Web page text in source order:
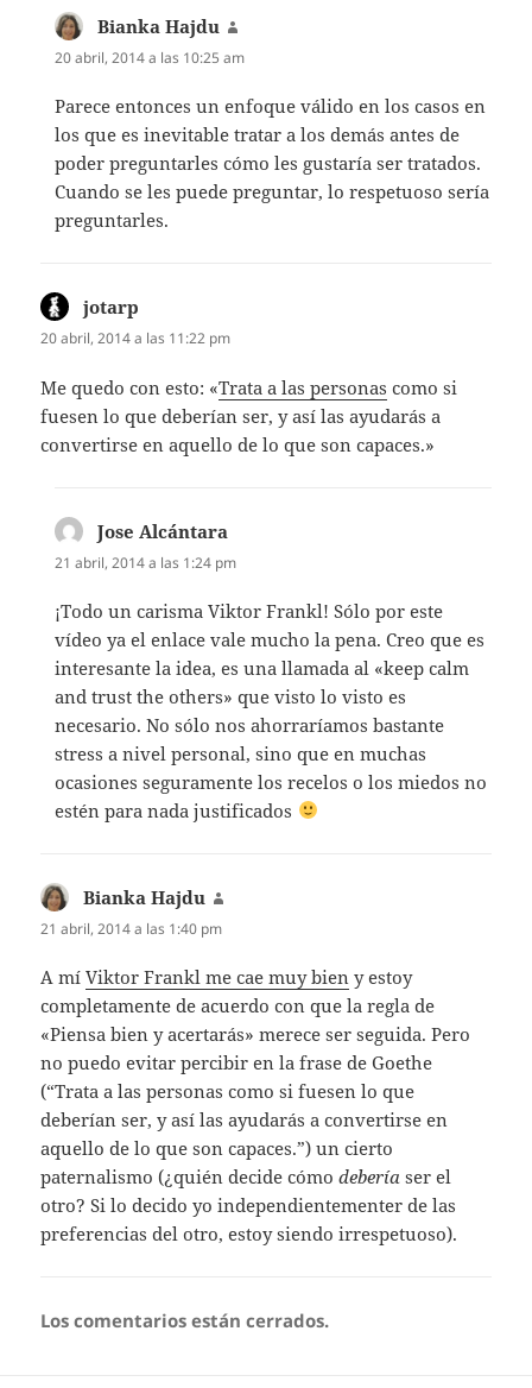
Bianka Hajdu
20 abril, 2014 a las 10:25 am
Parece entonces un enfoque válido en los casos en
los que es inevitable tratar a los demás antes de
poder preguntarles cómo les gustaría ser tratados.
Cuando se les puede preguntar, lo respetuoso sería
preguntarles.
jotarp
20 abril, 2014 a las 11:22 pm
Me quedo con esto: «Trata a las personas como si
fuesen lo que deberían ser, y así las ayudarás a
convertirse en aquello de lo que son capaces.»
Jose Alcántara
21 abril, 2014 a las 1:24 pm
¡Todo un carisma Viktor Frankl! Sólo por este
vídeo ya el enlace vale mucho la pena. Creo que es
interesante la idea, es una llamada al «keep calm
and trust the others» que visto lo visto es
necesario. No sólo nos ahorraríamos bastante
stress a nivel personal, sino que en muchas
ocasiones seguramente los recelos o los miedos no
estén para nada justificados
Bianka Hajdu
21 abril, 2014 a las 1:40 pm
A míViktor Frankl me cae muy bien y estoy
completamente de acuerdo con que la regla de
«Piensa bien y acertarás» merece ser seguida. Pero
no puedo evitar percibir en la frase de Goethe
(“Trata a las personas como si fuesen lo que
deberían ser, y así las ayudarás a convertirse en
aquello de lo que son capaces.”) un cierto
paternalismo (¿quién decide cómodebería ser el
otro? Si lo decido yo independientementer de las
preferencias del otro, estoy siendo irrespetuoso).
Los comentarios están cerrados.